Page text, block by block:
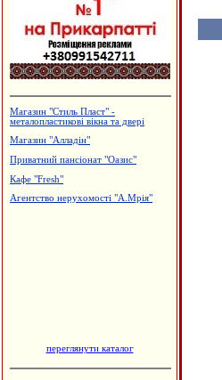
Виготовлення зовнішньої реклами,
агенція "Колібрі"
Готельно-ресторанний комплекс
подорожі"
Стоматологічний центр "ЛЮКС"
переглянути каталог